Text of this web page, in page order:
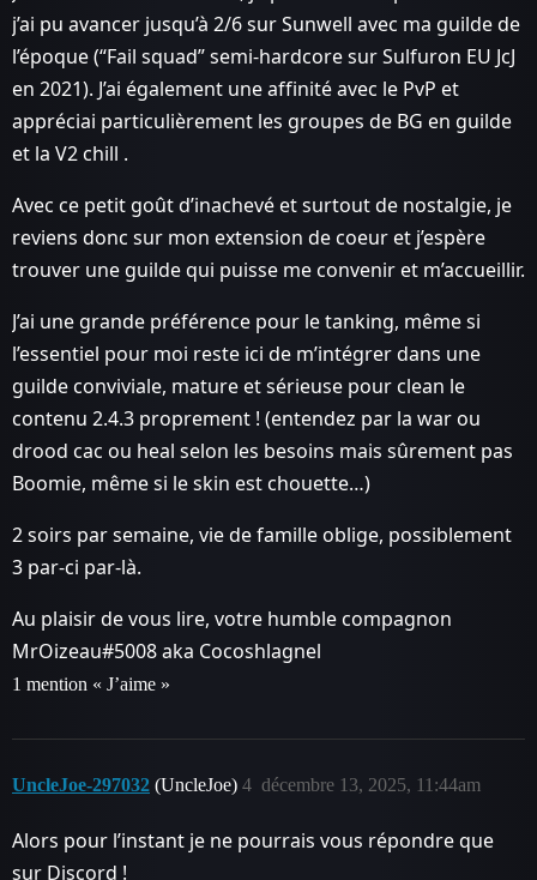
j’ai pu avancer jusqu’à 2/6 sur Sunwell avec ma guilde de
l’époque (“Fail squad” semi-hardcore sur Sulfuron EU JcJ
en 2021). J’ai également une affinité avec le PvP et
appréciai particulièrement les groupes de BG en guilde
et la V2 chill .
Avec ce petit goût d’inachevé et surtout de nostalgie, je
reviens donc sur mon extension de coeur et j’espère
trouver une guilde qui puisse me convenir et m’accueillir.
J’ai une grande préférence pour le tanking, même si
l’essentiel pour moi reste ici de m’intégrer dans une
guilde conviviale, mature et sérieuse pour clean le
contenu 2.4.3 proprement ! (entendez par la war ou
drood cac ou heal selon les besoins mais sûrement pas
Boomie, même si le skin est chouette…)
2 soirs par semaine, vie de famille oblige, possiblement
3 par-ci par-là.
Au plaisir de vous lire, votre humble compagnon
MrOizeau#5008 aka Cocoshlagnel
1 mention « J’aime »
UncleJoe-297032 (UncleJoe) décembre 13, 2025, 11:44am
4
Alors pour l’instant je ne pourrais vous répondre que
sur Discord !